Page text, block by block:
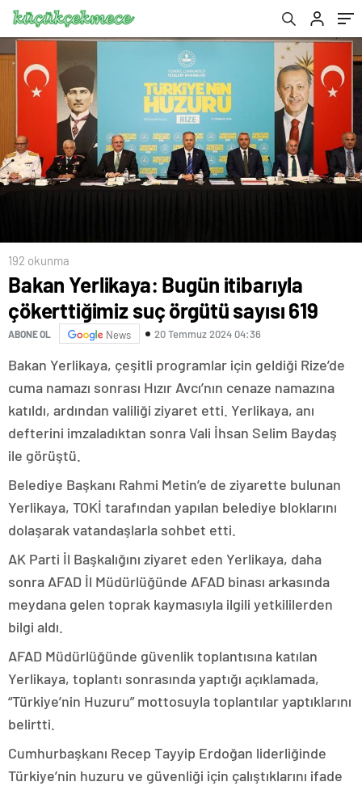
192 okunma
Bakan Yerlikaya: Bugün itibarıyla
çökerttiğimiz suç örgütü sayısı 619
ABONE OL News 20 Temmuz 2024 04:36
Bakan Yerlikaya, çeşitli programlar için geldiği Rize’de
cuma namazı sonrası Hızır Avcı’nın cenaze namazına
katıldı, ardından valiliği ziyaret etti. Yerlikaya, anı
defterini imzaladıktan sonra Vali İhsan Selim Baydaş
ile görüştü.
Belediye Başkanı Rahmi Metin’e de ziyarette bulunan
Yerlikaya, TOKİ tarafından yapılan belediye bloklarını
dolaşarak vatandaşlarla sohbet etti.
AK Parti İl Başkalığını ziyaret eden Yerlikaya, daha
sonra AFAD İl Müdürlüğünde AFAD binası arkasında
meydana gelen toprak kaymasıyla ilgili yetkililerden
bilgi aldı.
AFAD Müdürlüğünde güvenlik toplantısına katılan
Yerlikaya, toplantı sonrasında yaptığı açıklamada,
“Türkiye’nin Huzuru” mottosuyla toplantılar yaptıklarını
belirtti.
Cumhurbaşkanı Recep Tayyip Erdoğan liderliğinde
Türkiye’nin huzuru ve güvenliği için çalıştıklarını ifade